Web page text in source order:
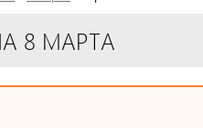
8 МАРТА